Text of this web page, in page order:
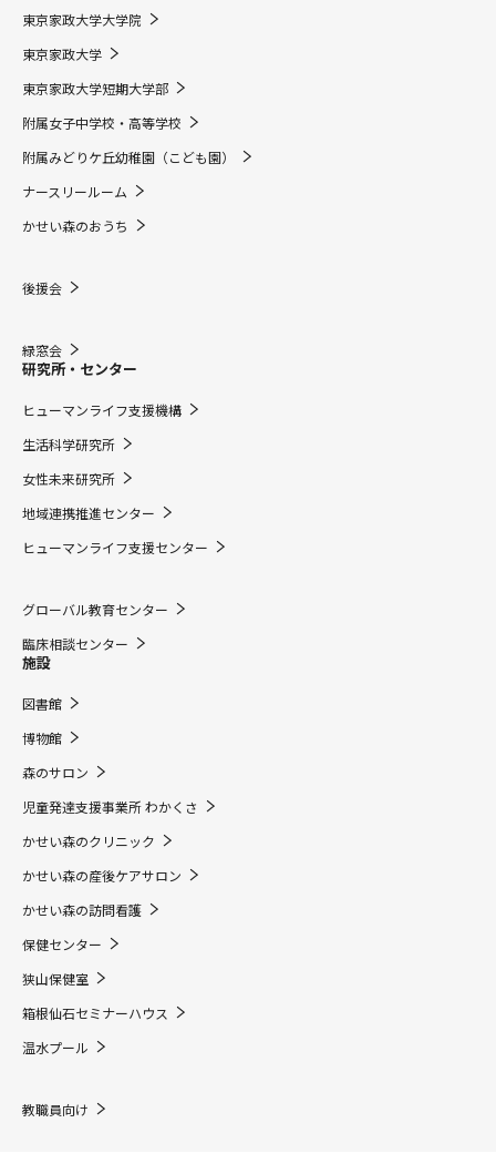
東京家政大学大学院
東京家政大学
東京家政大学短期大学部
附属女子中学校・高等学校
附属みどりケ丘幼稚園（こども園）
ナースリールーム
かせい森のおうち
後援会
緑窓会
研究所・センター
ヒューマンライフ支援機構
生活科学研究所
女性未来研究所
地域連携推進センター
ヒューマンライフ支援センター
グローバル教育センター
臨床相談センター
施設
図書館
博物館
森のサロン
児童発達支援事業所 わかくさ
かせい森のクリニック
かせい森の産後ケアサロン
かせい森の訪問看護
保健センター
狭山保健室
箱根仙石セミナーハウス
温水プール
教職員向け